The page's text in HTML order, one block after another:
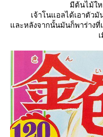
มีต้นไม้ใ
เจ้าโนแอลได้เอาตัว
ละหลังจากนั้นมันก็พาร่างที่